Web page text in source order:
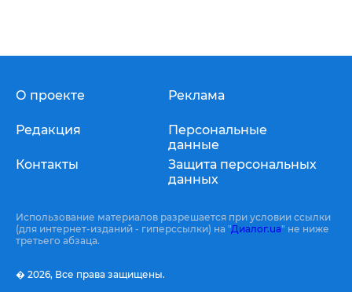
О проекте
Редакция
Контакты
Реклама
Персональные
данные
Защита персональных
данных
Использование материалов разрешается при условии ссылки
(для интернет-изданий - гиперссылки) на "Диалог.ua" не ниже
третьего абзаца.
� 2026, Все права защищены.